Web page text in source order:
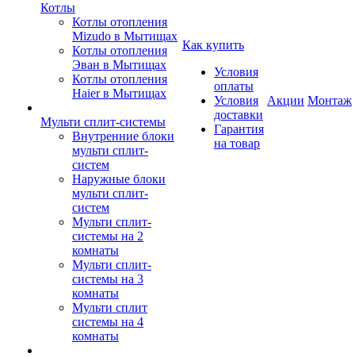
Котлы
Котлы отопления
Mizudo в Мытищах
Котлы отопления
Эван в Мытищах
Котлы отопления
Haier в Мытищах
Мульти сплит-системы
Внутренние блоки
мульти сплит-
систем
Наружные блоки
мульти сплит-
систем
Мульти сплит-
системы на 2
комнаты
Мульти сплит-
системы на 3
комнаты
Мульти сплит
системы на 4
комнаты
Как купить
Условия
оплаты
Условия
доставки
Гарантия
на товар
Акции Монтаж